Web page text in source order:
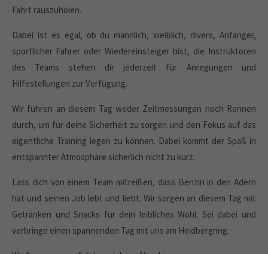
Fahrt rauszuholen.
Dabei ist es egal, ob du männlich, weiblich, divers, Anfänger,
sportlicher Fahrer oder Wiedereinsteiger bist, die Instruktoren
des Teams stehen dir jederzeit für Anregungen und
Hilfestellungen zur Verfügung.
Wir führen an diesem Tag weder Zeitmessungen noch Rennen
durch, um für deine Sicherheit zu sorgen und den Fokus auf das
eigentliche Training legen zu können. Dabei kommt der Spaß in
entspannter Atmosphäre sicherlich nicht zu kurz.
Lass dich von einem Team mitreißen, dass Benzin in den Adern
hat und seinen Job lebt und liebt. Wir sorgen an diesem Tag mit
Getränken und Snacks für dein leibliches Wohl. Sei dabei und
verbringe einen spannenden Tag mit uns am Heidbergring.